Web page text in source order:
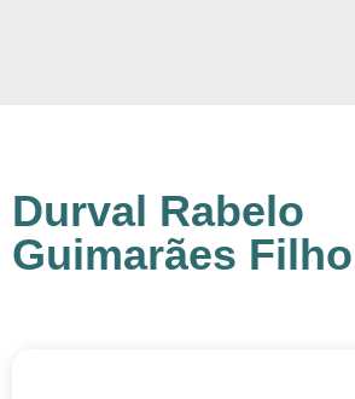
Durval Rabelo
Guimarães Filho